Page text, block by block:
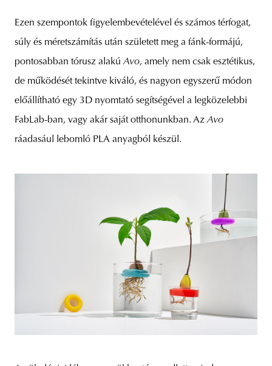
Ezen szempontok figyelembevételével és számos térfogat,
súly és méretszámítás után született meg a fánk-formájú,
pontosabban tórusz alakúAvo, amely nem csak esztétikus,
de működését tekintve kiváló, és nagyon egyszerű módon
előállítható egy 3D nyomtató segítségével a legközelebbi
FabLab-ban, vagy akár saját otthonunkban. AzAvo
ráadasául lebomló PLA anyagból készül.